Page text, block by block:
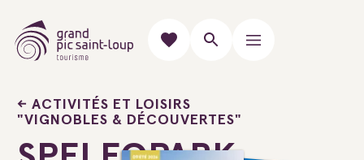
ACTIVITÉS ET LOISIRS
"VIGNOBLES & DÉCOUVERTES"